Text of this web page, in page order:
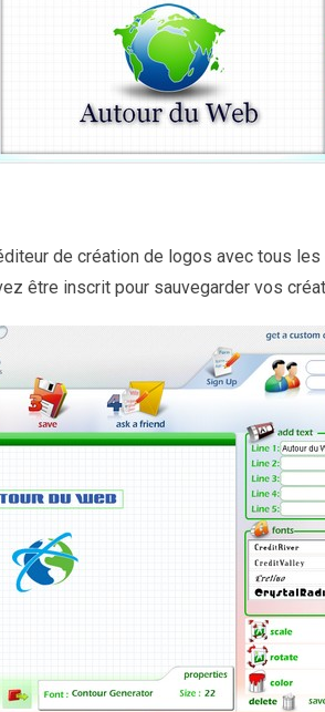
de création de logos avec tous
être inscrit pour sauvegarder vos